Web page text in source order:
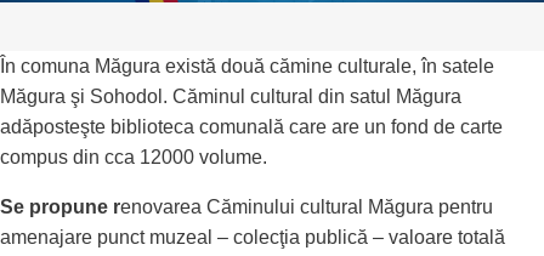
În comuna Măgura există două cămine culturale, în satele
Măgura şi Sohodol. Căminul cultural din satul Măgura
adăposteşte biblioteca comunală care are un fond de carte
compus din cca 12000 volume.
Se propune renovarea Căminului cultural Măgura pentru
amenajare punct muzeal – colecţia publică – valoare totală